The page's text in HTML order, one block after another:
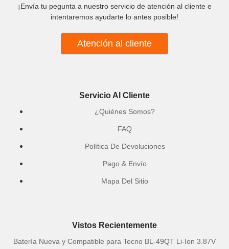
¡Envía tu pegunta a nuestro servicio de atención al cliente e
intentaremos ayudarte lo antes posible!
Atención al cliente
Servicio Al Cliente
¿Quiénes Somos?
FAQ
Política De Devoluciones
Pago & Envío
Mapa Del Sitio
Vistos Recientemente
Batería Nueva y Compatible para Tecno BL-49QT Li-Ion 3.87V